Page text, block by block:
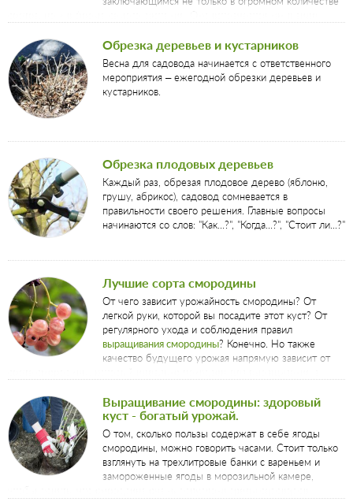
Обрезка деревьев и кустарников
Весна для садовода начинается с ответственного
мероприятия – ежегодной обрезки деревьев и
кустарников.
Обрезка плодовых деревьев
Каждый раз, обрезая плодовое дерево (яблоню,
грушу, абрикос), садовод сомневается в
правильности своего решения. Главные вопросы
начинаются со слов: "Как...?", "Когда...?", "Стоит ли...?"
Лучшие сорта смородины
От чего зависит урожайность смородины? От
легкой руки, которой вы посадите этот куст? От
регулярного ухода и соблюдения правил
выращивания смородины? Конечно. Но также
качество будущего урожая напрямую зависит от
Выращивание смородины: здоровый
куст - богатый урожай.
О том, сколько пользы содержат в себе ягоды
смородины, можно говорить часами. Стоит только
взглянуть на трехлитровые банки с вареньем и
замороженные ягоды в морозильной камере,